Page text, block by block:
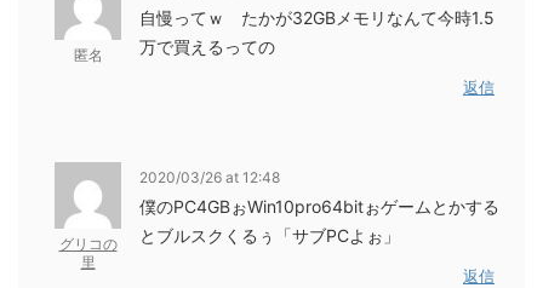
匿名
自慢ってｗ たかが32GBメモリなんて今時1.5
万で買えるっての
返信
グリコの
里
2020/03/26 at 12:48
僕のPC4GBぉWin10pro64bitぉゲームとかする
とブルスクくるぅ「サブPCよぉ」
返信